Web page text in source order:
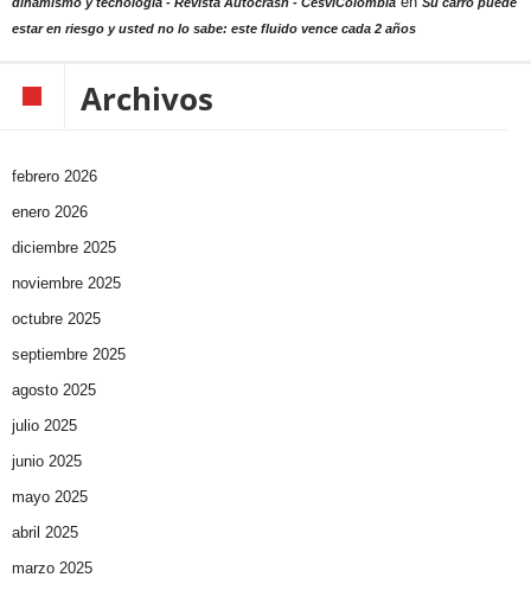
estar en riesgo y usted no lo sabe: este fluido vence cada 2 años
Archivos
febrero 2026
enero 2026
diciembre 2025
noviembre 2025
octubre 2025
septiembre 2025
agosto 2025
julio 2025
junio 2025
mayo 2025
abril 2025
marzo 2025